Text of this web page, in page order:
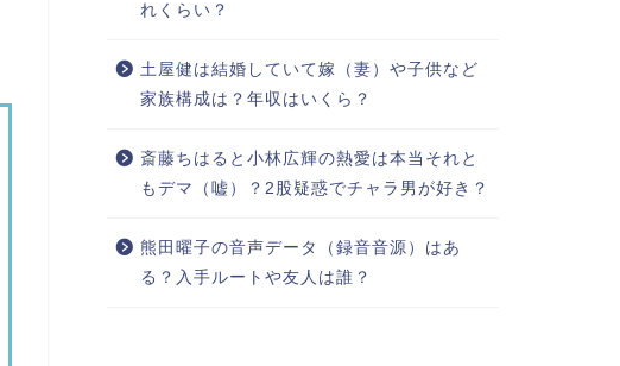
れくらい？
土屋健は結婚していて嫁（妻）や子供など
家族構成は？年収はいくら？
斎藤ちはると小林広輝の熱愛は本当それと
もデマ（嘘）？2股疑惑でチャラ男が好き？
熊田曜子の音声データ（録音音源）はあ
る？入手ルートや友人は誰？